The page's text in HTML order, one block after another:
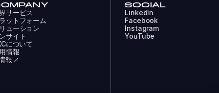
サービス
ットフォーム
ューション
サイト
について
情報
報
SOCIAL
LinkedIn
Facebook
Instagram
YouTube